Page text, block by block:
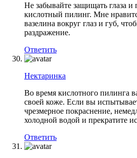
Не забывайте защищать глаза и
кислотный пилинг. Мне
вазелина вокруг глаз и губ,
раздражение.
Ответить
Нектаринка
Во время кислотного пилинга
своей коже. Если вы
чрезмерное покраснение,
холодной водой и прекратите
Ответить